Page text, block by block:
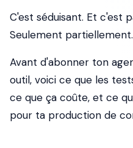
C'est séduisant. Et c'est
Seulement partiellement.
Avant d'abonner ton
outil, voici ce que les
ce que ça coûte, et ce
pour ta production de